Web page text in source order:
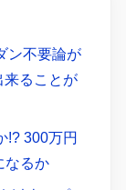
ン不要論が
来ることが
!? 300万円
なるか